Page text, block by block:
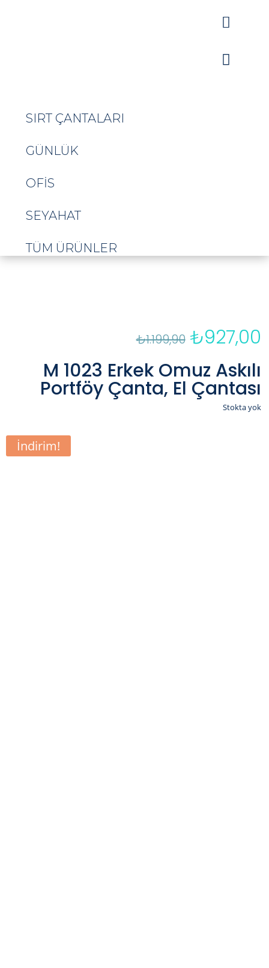


SIRT ÇANTALARI
GÜNLÜK
OFIS
SEYAHAT
TÜM ÜRÜNLER
₺1.199,90 Orijinal
fiyat:
₺1.199,90.
₺927,00
M 1023 Erkek Omuz Askılı
Portföy Çanta, El Çantası
Stokta yok
İndirim!